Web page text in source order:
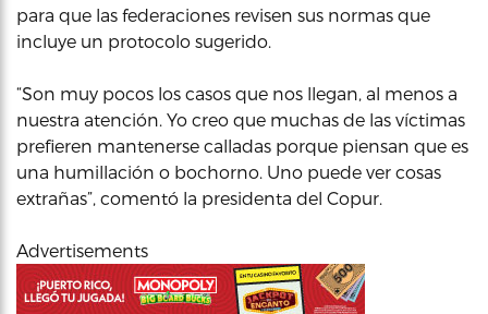
para que las federaciones revisen sus normas que
incluye un protocolo sugerido.
“Son muy pocos los casos que nos llegan, al menos a
nuestra atención. Yo creo que muchas de las víctimas
prefieren mantenerse calladas porque piensan que es
una humillación o bochorno. Uno puede ver cosas
extrañas”, comentó la presidenta del Copur.
Advertisements